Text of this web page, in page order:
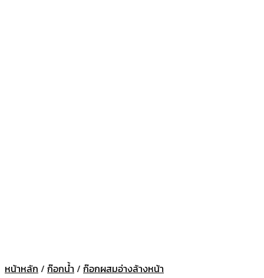
หน้าหลัก / ก๊อกน้ำ / ก๊อกผสมอ่างล้างหน้า